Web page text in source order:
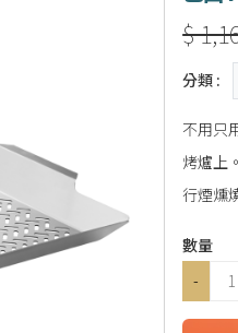
$
分類 :
不用只
烤爐上
行煙燻
數量
-